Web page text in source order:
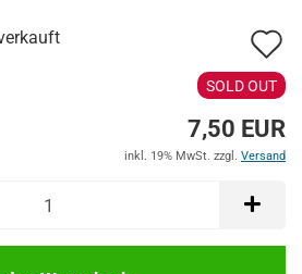
SOLD OUT
7,50 EUR
inkl. 19% MwSt. zzgl. Versand